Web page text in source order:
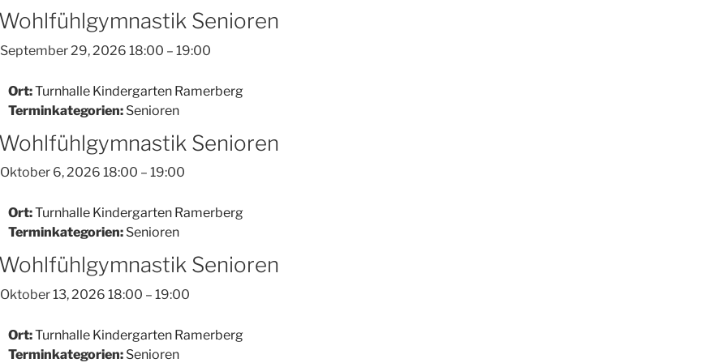
Senioren
September 29, 2026 18:00 – 19:00
Ort:Turnhalle Kindergarten Ramerberg
Terminkategorien: Senioren
Senioren
Oktober 6, 2026 18:00 – 19:00
Ort:Turnhalle Kindergarten Ramerberg
Terminkategorien: Senioren
Senioren
Oktober 13, 2026 18:00 – 19:00
Ort:Turnhalle Kindergarten Ramerberg
Terminkategorien: Senioren